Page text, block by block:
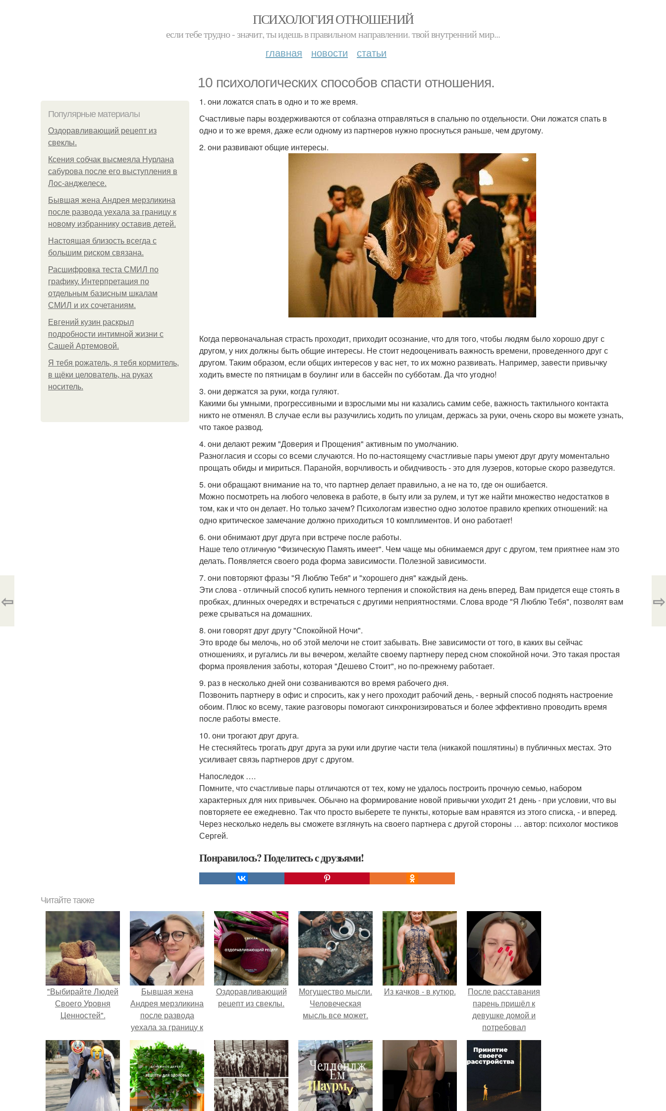
ПСИХОЛОГИЯ ОТНОШЕНИЙ
если тебе трудно - значит, ты идешь в правильном направлении. твой внутренний мир...
главная новости статьи
10 психологических способов спасти отношения.
Популярные материалы
Оздоравливающий рецепт из
свеклы.
Ксения собчак высмеяла Нурлана
сабурова после его выступления в
Лос-анджелесе.
Бывшая жена Андрея мерзликина
после развода уехала за границу к
новому избраннику оставив детей.
Hacтоящая близость всегда с
большим риском связана.
Расшифровка теста СМИЛ по
графику. Интерпретация по
отдельным базисным шкалам
СМИЛ и их сочетаниям.
Евгений кузин раскрыл
подробности интимной жизни с
Сашей Артемовой.
Я тебя рожатель, я тебя кормитель,
в щёки целователь, на руках
носитель.
1. они ложатся спать в одно и то же время.
Счастливые пары воздерживаются от соблазна отправляться в спальню по отдельности. Они ложатся спать в
одно и то же время, даже если одному из партнеров нужно проснуться раньше, чем другому.
2. они развивают общие интересы.
Когда первоначальная страсть проходит, приходит осознание, что для того, чтобы людям было хорошо друг с
другом, у них должны быть общие интересы. Не стоит недооценивать важность времени, проведенного друг с
другом. Таким образом, если общих интересов у вас нет, то их можно развивать. Например, завести привычку
ходить вместе по пятницам в боулинг или в бассейн по субботам. Да что угодно!
3. они держатся за руки, когда гуляют.
Какими бы умными, прогрессивными и взрослыми мы ни казались самим себе, важность тактильного контакта
никто не отменял. В случае если вы разучились ходить по улицам, держась за руки, очень скоро вы можете узнать,
что такое развод.
4. они делают режим "Доверия и Прощения" активным по умолчанию.
Разногласия и ссоры со всеми случаются. Но по-настоящему счастливые пары умеют друг другу моментально
прощать обиды и мириться. Паранойя, ворчливость и обидчивость - это для лузеров, которые скоро разведутся.
5. они обращают внимание на то, что партнер делает правильно, а не на то, где он ошибается.
Можно посмотреть на любого человека в работе, в быту или за рулем, и тут же найти множество недостатков в
том, как и что он делает. Но только зачем? Психологам известно одно золотое правило крепких отношений: на
одно критическое замечание должно приходиться 10 комплиментов. И оно работает!
6. они обнимают друг друга при встрече после работы.
Наше тело отличную "Физическую Память имеет". Чем чаще мы обнимаемся друг с другом, тем приятнее нам это
делать. Появляется своего рода форма зависимости. Полезной зависимости.
7. они повторяют фразы "Я Люблю Тебя" и "хорошего дня" каждый день.
Эти слова - отличный способ купить немного терпения и спокойствия на день вперед. Вам придется еще стоять в
пробках, длинных очередях и встречаться с другими неприятностями. Слова вроде "Я Люблю Тебя", позволят вам
реже срываться на домашних.
8. они говорят друг другу "Спокойной Ночи".
Это вроде бы мелочь, но об этой мелочи не стоит забывать. Вне зависимости от того, в каких вы сейчас
отношениях, и ругались ли вы вечером, желайте своему партнеру перед сном спокойной ночи. Это такая простая
форма проявления заботы, которая "Дешево Стоит", но по-прежнему работает.
9. раз в несколько дней они созваниваются во время рабочего дня.
Позвонить партнеру в офис и спросить, как у него проходит рабочий день, - верный способ поднять настроение
обоим. Плюс ко всему, такие разговоры помогают синхронизироваться и более эффективно проводить время
после работы вместе.
10. они трогают друг друга.
Не стесняйтесь трогать друг друга за руки или другие части тела (никакой пошлятины) в публичных местах. Это
усиливает связь партнеров друг с другом.
Напоследок ….
Помните, что счастливые пары отличаются от тех, кому не удалось построить прочную семью, набором
характерных для них привычек. Обычно на формирование новой привычки уходит 21 день - при условии, что вы
повторяете ее ежедневно. Так что просто выберете те пункты, которые вам нравятся из этого списка, - и вперед.
Через несколько недель вы сможете взглянуть на своего партнера с другой стороны … автор: психолог мостиков
Сергей.
Понравилось? Поделитесь с друзьями!
⇦ ⇨
Читайте также
"Выбирайте Людей
Своего Уровня
Ценностей".
Бывшая жена
Андрея мерзликина
после развода
уехала за границу к
новому избраннику
оставив детей.
Оздоравливающий
рецепт из свеклы.
Могущество мысли.
Человеческая
мысль все может.
Из качков - в кутюр.
После расставания
парень пришёл к
девушке домой и
потребовал
вернуть всё, что
когда-либо ей
дарил.